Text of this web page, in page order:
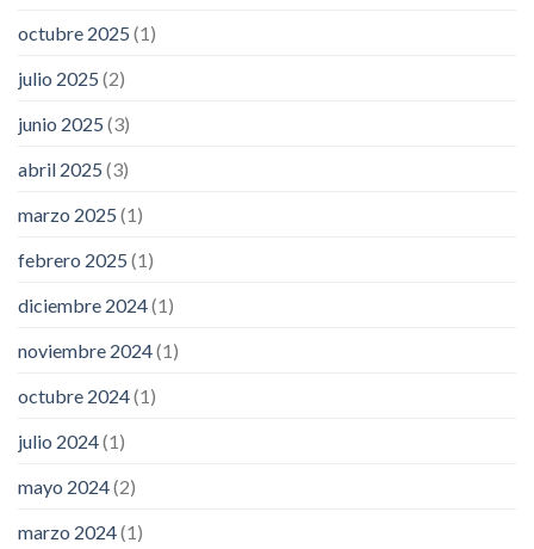
octubre 2025 (1)
julio 2025 (2)
junio 2025 (3)
abril 2025 (3)
marzo 2025 (1)
febrero 2025 (1)
diciembre 2024(1)
noviembre 2024(1)
octubre 2024(1)
julio 2024(1)
mayo 2024(2)
marzo 2024(1)